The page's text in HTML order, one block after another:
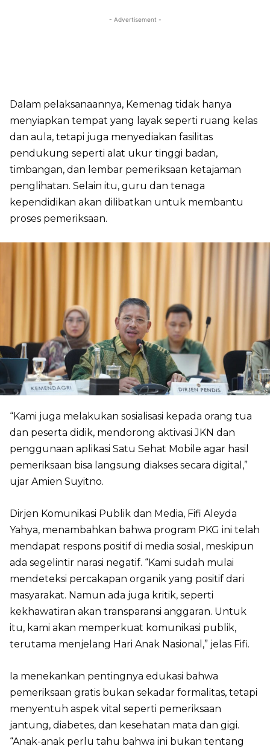
- Advertisement -
Dalam pelaksanaannya, Kemenag tidak hanya
menyiapkan tempat yang layak seperti ruang kelas
dan aula, tetapi juga menyediakan fasilitas
pendukung seperti alat ukur tinggi badan,
timbangan, dan lembar pemeriksaan ketajaman
penglihatan. Selain itu, guru dan tenaga
kependidikan akan dilibatkan untuk membantu
proses pemeriksaan.
“Kami juga melakukan sosialisasi kepada orang tua
dan peserta didik, mendorong aktivasi JKN dan
penggunaan aplikasi Satu Sehat Mobile agar hasil
pemeriksaan bisa langsung diakses secara digital,”
ujar Amien Suyitno.
Dirjen Komunikasi Publik dan Media, Fifi Aleyda
Yahya, menambahkan bahwa program PKG ini telah
mendapat respons positif di media sosial, meskipun
ada segelintir narasi negatif. “Kami sudah mulai
mendeteksi percakapan organik yang positif dari
masyarakat. Namun ada juga kritik, seperti
kekhawatiran akan transparansi anggaran. Untuk
itu, kami akan memperkuat komunikasi publik,
terutama menjelang Hari Anak Nasional,” jelas Fifi.
Ia menekankan pentingnya edukasi bahwa
pemeriksaan gratis bukan sekadar formalitas, tetapi
menyentuh aspek vital seperti pemeriksaan
jantung, diabetes, dan kesehatan mata dan gigi.
“Anak-anak perlu tahu bahwa ini bukan tentang